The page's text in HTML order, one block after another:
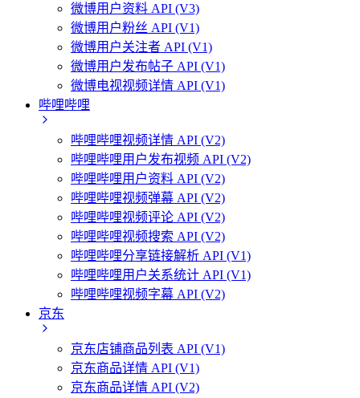
微博用户资料 API (V3)
微博用户粉丝 API (V1)
微博用户关注者 API (V1)
微博用户发布帖子 API (V1)
微博电视视频详情 API (V1)
哔哩哔哩
哔哩哔哩视频详情 API (V2)
哔哩哔哩用户发布视频 API (V2)
哔哩哔哩用户资料 API (V2)
哔哩哔哩视频弹幕 API (V2)
哔哩哔哩视频评论 API (V2)
哔哩哔哩视频搜索 API (V2)
哔哩哔哩分享链接解析 API (V1)
哔哩哔哩用户关系统计 API (V1)
哔哩哔哩视频字幕 API (V2)
京东
京东店铺商品列表 API (V1)
京东商品详情 API (V1)
京东商品详情 API (V2)